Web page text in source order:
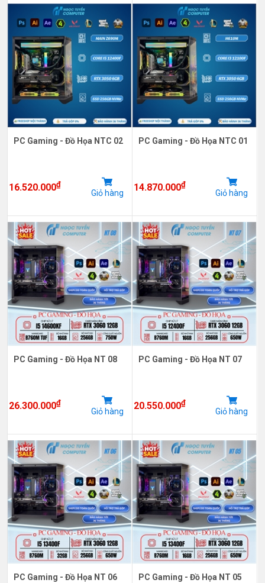
PC Gaming - Đồ Họa NTC 02
16.520.000₫
Giỏ hàng
PC Gaming - Đồ Họa NTC 01
14.870.000₫
Giỏ hàng
PC Gaming - Đồ Họa NT 08
26.300.000₫
Giỏ hàng
PC Gaming - Đồ Họa NT 07
20.550.000₫
Giỏ hàng
PC Gaming - Đồ Họa NT 06 PC Gaming - Đồ Họa NT 05